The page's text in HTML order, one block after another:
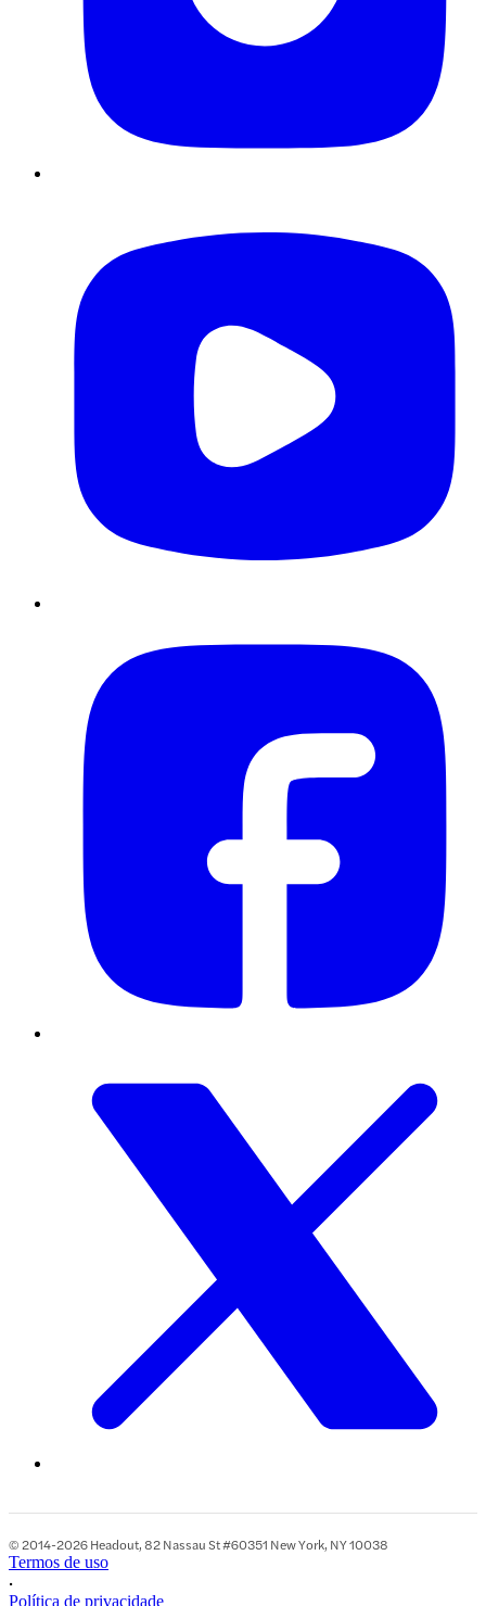
© 2014-2026 Headout, 82 Nassau St #60351 New York, NY 10038
Termos de uso
•
Política de privacidade